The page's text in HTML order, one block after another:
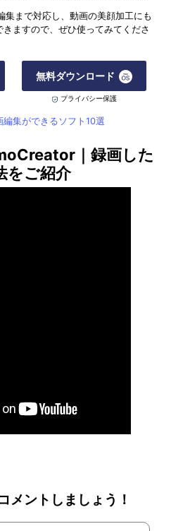
まで対応し、動画の美顔加工にも
ますので、ぜひ使ってみてくださ
無料ダウンロード
プライバシー保護
集ができるソフト10選
｜録画した
をご紹介
メントしましょう！